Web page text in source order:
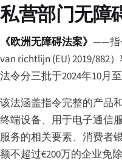
私营部门无障
《欧洲无障碍法案》 ——指
van richtlijn (EU) 2019/882
法令分三批于2024年10月
该法涵盖指令完整的产品
终端设备、用于电子通信
服务的相关要素、消费者
额不超过€200万的企业免